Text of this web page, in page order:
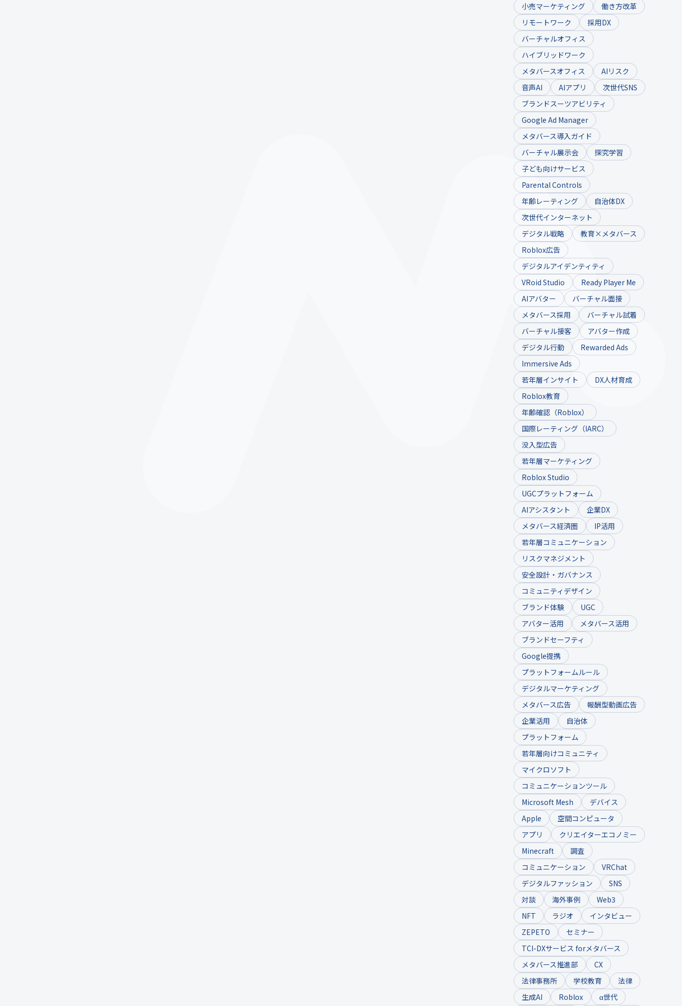
小売マーケティング
働き方改革
リモートワーク
採用DX
バーチャルオフィス
ハイブリッドワーク
メタバースオフィス
AIリスク
音声AI
AIアプリ
次世代SNS
ブランドスーツアビリティ
Google Ad Manager
メタバース導入ガイド
バーチャル展示会
探究学習
子ども向けサービス
Parental Controls
年齢レーティング
自治体DX
次世代インターネット
デジタル戦略
教育×メタバース
Roblox広告
デジタルアイデンティティ
VRoid Studio
Ready Player Me
AIアバター
バーチャル面接
メタバース採用
バーチャル試着
バーチャル接客
アバター作成
デジタル行動
Rewarded Ads
Immersive Ads
若年層インサイト
DX人材育成
Roblox教育
年齢確認（Roblox）
国際レーティング（IARC）
没入型広告
若年層マーケティング
Roblox Studio
UGCプラットフォーム
AIアシスタント
企業DX
メタバース経済圏
IP活用
若年層コミュニケーション
リスクマネジメント
安全設計・ガバナンス
コミュニティデザイン
ブランド体験
UGC
アバター活用
メタバース活用
ブランドセーフティ
Google提携
プラットフォームルール
デジタルマーケティング
メタバース広告
報酬型動画広告
企業活用
自治体
プラットフォーム
若年層向けコミュニティ
マイクロソフト
コミュニケーションツール
Microsoft Mesh
デバイス
Apple
空間コンピュータ
アプリ
クリエイターエコノミー
Minecraft
調査
コミュニケーション
VRChat
デジタルファッション
SNS
対談
海外事例
Web3
NFT
ラジオ
インタビュー
ZEPETO
セミナー
TCI-DXサービス forメタバース
メタバース推進部
CX
法律事務所
学校教育
法律
生成AI
Roblox α世代